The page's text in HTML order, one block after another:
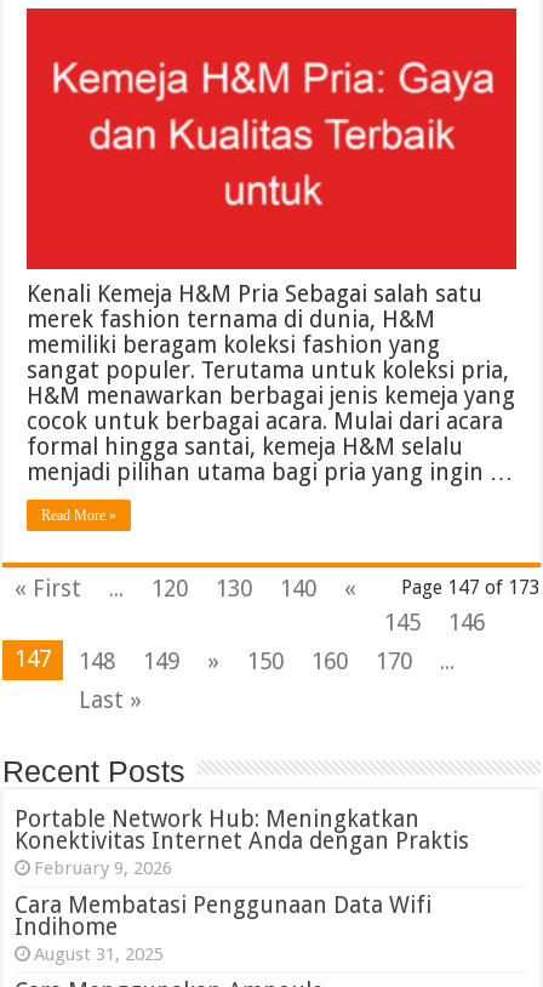
Kenali Kemeja H&M Pria Sebagai salah satu
merek fashion ternama di dunia, H&M
memiliki beragam koleksi fashion yang
sangat populer. Terutama untuk koleksi pria,
H&M menawarkan berbagai jenis kemeja yang
cocok untuk berbagai acara. Mulai dari acara
formal hingga santai, kemeja H&M selalu
menjadi pilihan utama bagi pria yang ingin …
Read More »
Page 147 of 173
« First ... 120 130 140
«
145
146
147
148 149 » 150 160 170
...
Last »
Recent Posts
Portable Network Hub: Meningkatkan
Konektivitas Internet Anda dengan Praktis
February 9, 2026
Cara Membatasi Penggunaan Data Wifi
Indihome
August 31, 2025